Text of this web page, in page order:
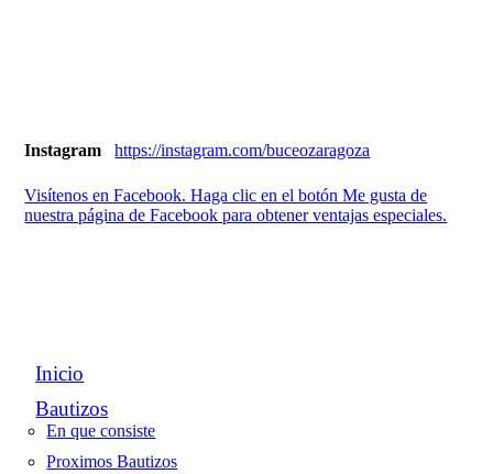
Instagram https://instagram.com/buceozaragoza
Visítenos en Facebook. Haga clic en el botón Me gusta de
nuestra página de Facebook para obtener ventajas especiales.
Inicio
Bautizos
En que consiste
Proximos Bautizos